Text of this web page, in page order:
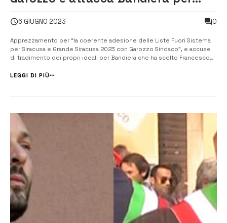
6 GIUGNO 2023 0
Apprezzamento per “la coerente adesione delle Liste Fuori Sistema
per Siracusa e Grande Siracusa 2023 con Garozzo Sindaco”, e accuse
di tradimento dei propri ideali per Bandiera che ha scelto Francesco
e esulta per l’apparentamento con Garozzo. In una nota, il [&hell...
LEGGI DI PIÙ